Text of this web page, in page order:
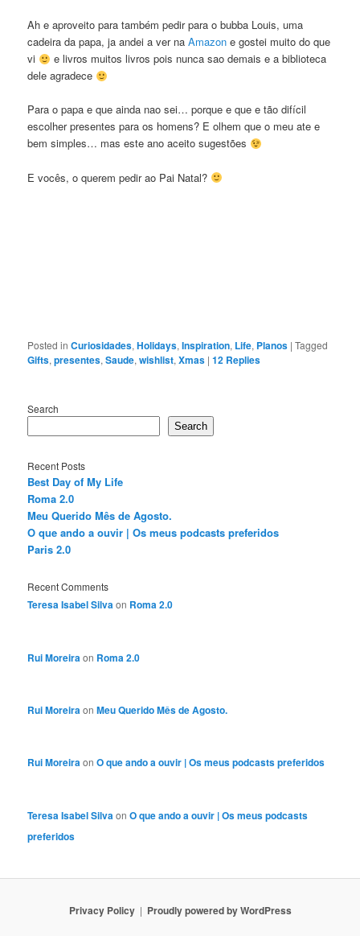
Ah e aproveito para também pedir para o bubba Louis, uma
cadeira da papa, ja andei a ver naAmazon e gostei muito do que
vi
e livros muitos livros pois nunca sao demais e a biblioteca
dele agradece
Para o papa e que ainda nao sei… porque e que e tão difícil
escolher presentes para os homens? E olhem que o meu ate e
bem simples… mas este ano aceito sugestões
E vocês, o querem pedir ao Pai Natal?
Posted in Curiosidades,Holidays,Inspiration, Life, Planos |Tagged
Gifts,presentes,Saude,wishlist,Xmas |12 Replies
Search
Search
Recent Posts
Best Day of My Life
Roma 2.0
Meu Querido Mês de Agosto.
O que ando a ouvir | Os meus podcasts preferidos
Paris 2.0
Recent Comments
Teresa Isabel Silvaon Roma 2.0
Rui Moreira on Roma 2.0
Rui MoreiraonMeu Querido Mês de Agosto.
Rui MoreiraonO que ando a ouvir | Os meus podcasts preferidos
Teresa Isabel SilvaonO que ando a ouvir | Os meus podcasts
preferidos
Privacy Policy Proudly powered by WordPress